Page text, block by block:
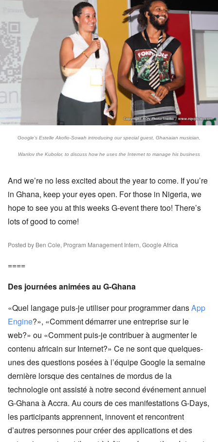
Google’s Estelle Akofio-Sowah introducing our special guest, Ghanaian musician,
Wanlov the Kubolor, to discuss how he uses the Internet to manage his business
And we’re no less excited about the year to come. If you’re
in Ghana, keep your eyes open. For those in Nigeria, we
hope to see you at this weeks G-event there too! There’s
lots of good to come!
Posted by Ben Cole, Program Management Intern, Google Africa
====
Des journées animées au G-Ghana
«Quel langage puis-je utiliser pour programmer dansApp
Engine?», «Comment démarrer une entreprise sur le
web?» ou «Comment puis-je contribuer à augmenter le
contenu africain sur Internet?» Ce ne sont que quelques-
unes des questions posées à l’équipe Google la semaine
dernière lorsque des centaines de mordus de la
technologie ont assisté à notre second événement annuel
G-Ghana à Accra. Au cours de ces manifestations G-Days,
les participants apprennent, innovent et rencontrent
d’autres personnes pour créer des applications et des